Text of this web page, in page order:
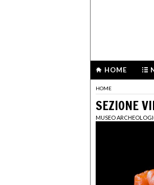
HOME
HOME
SEZIONE
MUSEO